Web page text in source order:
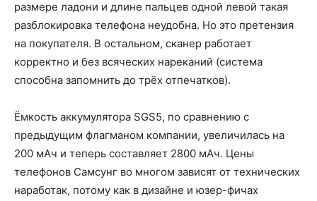
размере ладони и длине пальцев одной левой такая
разблокировка телефона неудобна. Но это претензия
на покупателя. В остальном, сканер работает
корректно и без всяческих нареканий (система
способна запомнить до трёх отпечатков).
Ёмкость аккумулятора SGS5, по сравнению с
предыдущим флагманом компании, увеличилась на
200 мАч и теперь составляет 2800 мАч. Цены
телефонов Самсунг во многом зависят от технических
наработак, потому как в дизайне и юзер-фичах